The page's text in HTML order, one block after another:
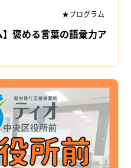
★プログラム
】褒める言葉の語彙力ア